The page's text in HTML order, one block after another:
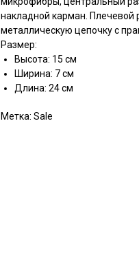
накладной карман. Плечевой
металлическую цепочку с
Размер:
Высота: 15 см
Ширина: 7 см
Длина: 24 см
Метка: Sale